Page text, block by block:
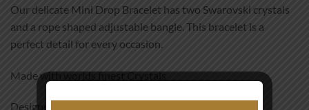
Our delicate Mini Drop Bracelet has two Swarovski crystals
and a rope shaped adjustable bangle. This bracelet is a
perfect detail for every occasion.
Made with worlds finest Crystals
Designed in Sweden, handmade in Greece